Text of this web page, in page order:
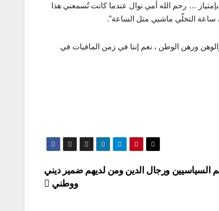
… رحم الله أمي نوال عندما كانت تُسمعني هذا
ساعة التخلّي ماشيي متل الساعة”.
ورهن الوطن ، نعم إننا في زمن المافيات في
السياسيين ورجال الدين ومن لديهم ضمير ديني
ووطني